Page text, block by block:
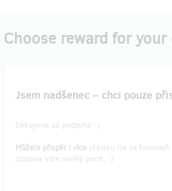
Choose reward for
Jsem nadšenec – chci pouze
Děkujeme za podporu! :)
Můžete přispět i více (částku lze ve
zůstane Vám skvělý pocit. :)